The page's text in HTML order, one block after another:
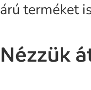
árú terméket
Nézzük